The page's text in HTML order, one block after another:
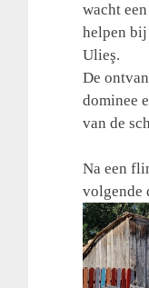
wacht
helpen
Ulieş.
De
dominee
van de
Na een
volgende